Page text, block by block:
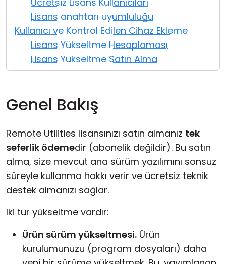
Lisans anahtarı uyumluluğu
Kullanıcı ve Kontrol Edilen Cihaz Ekleme
Lisans Yükseltme Hesaplaması
Lisans Yükseltme Satın Alma
Genel Bakış
Remote Utilities lisansınızı satın almanız tek
seferlik ödemedir (abonelik değildir). Bu satın
alma, size mevcut ana sürüm yazılımını sonsuz
süreyle kullanma hakkı verir ve ücretsiz teknik
destek almanızı sağlar.
İki tür yükseltme vardır:
Ürün sürüm yükseltmesi. Ürün
kurulumunuzu (program dosyaları) daha
Bulut ve Yerel